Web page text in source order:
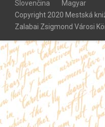
Slovenčina
Magyar
Copyright 2020 Mestská
Zalabai Zsigmond Városi